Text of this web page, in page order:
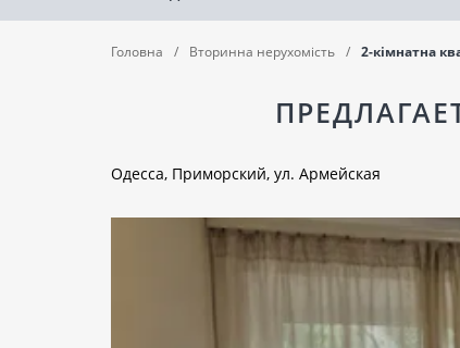
Головна Вторинна нерухомість 2-кімнатна
Одесса, Приморский, ул. Армейская